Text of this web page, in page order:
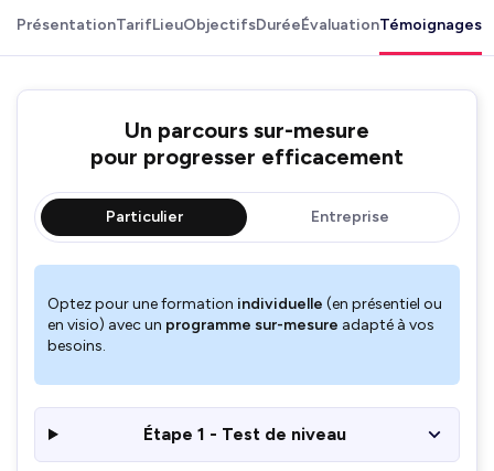
PrésentationTarifLieuObjectifsDuréeÉvaluationTémoignages
Un parcours sur-mesure
pour progresser efficacement
Particulier Entreprise
Optez pour une formation individuelle (en présentiel ou
en visio) avec un programme sur-mesure adapté à vos
besoins.
Étape 1 - Test de niveau